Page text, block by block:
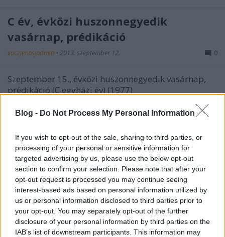
Blog - Do Not Process My Personal Information
If you wish to opt-out of the sale, sharing to third parties, or
processing of your personal or sensitive information for
targeted advertising by us, please use the below opt-out
section to confirm your selection. Please note that after your
opt-out request is processed you may continue seeing
interest-based ads based on personal information utilized by
us or personal information disclosed to third parties prior to
your opt-out. You may separately opt-out of the further
disclosure of your personal information by third parties on the
IAB’s list of downstream participants. This information may
C év, évközi huszonnegyedik
vasárnap, prédikáció
vaczjenosjadmin • 2013. szeptember 12. 0
Szeptember 15., évközi huszonnegyedik vasárnap,
prédikáció (C egyházi év) (1977)
Ezt a képet az evangélium ...
C év, évközi huszonharmadik
vasárnap, prédikáció
vaczjenosjadmin•2013. szeptember 05.
Szeptember 8., évközi huszonharmadik vasárnap,
prédikáció (C egyházi év) (1977)
Kedves Testvérek!
Az Úr Jézus hasonlítja a hozzá való ...